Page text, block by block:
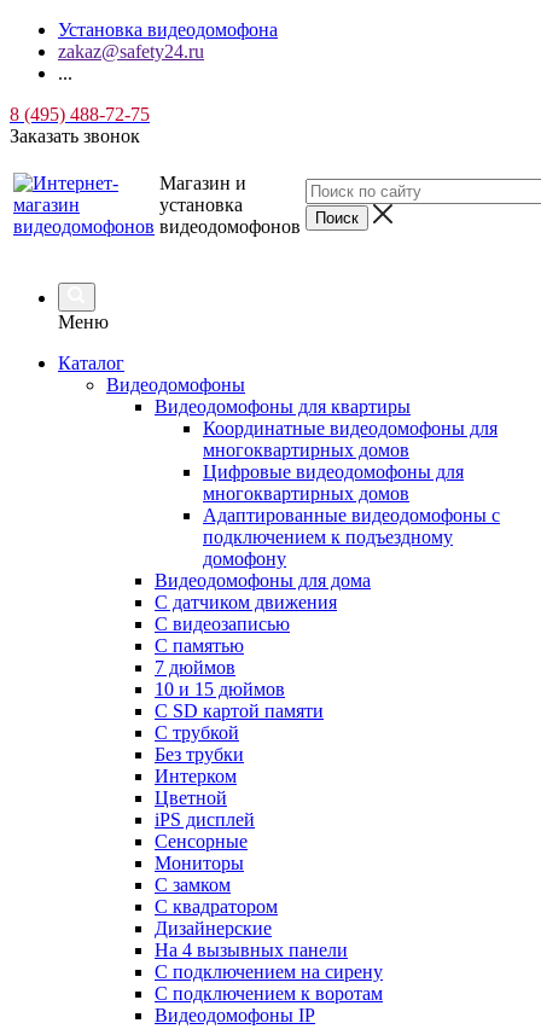
Установка видеодомофона
zakaz@safety24.ru
...
8 (495) 488-72-75
Заказать звонок
Магазин и
установка
видеодомофонов
Меню
Каталог
Видеодомофоны
Видеодомофоны для квартиры
Координатные видеодомофоны для
многоквартирных домов
Цифровые видеодомофоны для
многоквартирных домов
Адаптированные видеодомофоны с
подключением к подъездному
домофону
Видеодомофоны для дома
С датчиком движения
С видеозаписью
C памятью
7 дюймов
10 и 15 дюймов
С SD картой памяти
С трубкой
Без трубки
Интерком
Цветной
iPS дисплей
Сенсорные
Мониторы
С замком
C квадратором
Дизайнерские
На 4 вызывных панели
С подключением на сирену
С подключением к воротам
Видеодомофоны IP